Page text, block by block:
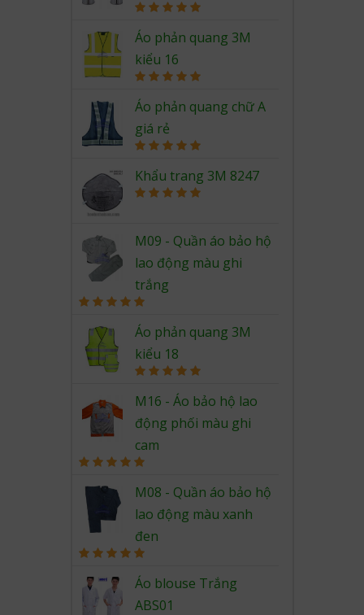
out of 5
Áo phản quang 3M
kiểu 16
out of 5
Áo phản quang chữ A
giá rẻ
out of 5
Khẩu trang 3M 8247
M09 - Quần áo bảo hộ
lao động màu ghi
trắng
out of 5
Áo phản quang 3M
kiểu 18
out of 5
M16 - Áo bảo hộ lao
động phối màu ghi
cam
out of 5
M08 - Quần áo bảo hộ
lao động màu xanh
đen
out of 5
Áo blouse Trắng
ABS01